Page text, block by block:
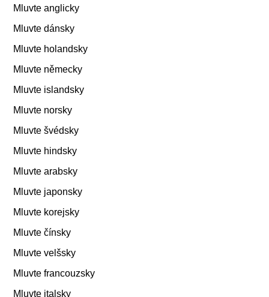
Mluvte anglicky
Mluvte dánsky
Mluvte holandsky
Mluvte německy
Mluvte islandsky
Mluvte norsky
Mluvte švédsky
Mluvte hindsky
Mluvte arabsky
Mluvte japonsky
Mluvte korejsky
Mluvte čínsky
Mluvte velšsky
Mluvte francouzsky
Mluvte italsky